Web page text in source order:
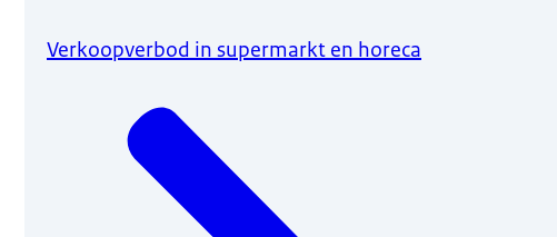
Verkoopverbod in supermarkt en horeca